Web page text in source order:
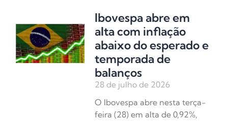
Ibovespa abre em
alta com inflação
abaixo do esperado e
temporada de
balanços
28 de julho de 2026
O Ibovespa abre nesta terça-
feira (28) em alta de 0,92%,